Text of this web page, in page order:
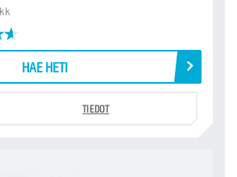
HAE HETI
TIEDOT